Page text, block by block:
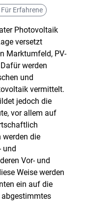
Erfahrene
Photovoltaik
versetzt
Marktumfeld, PV-
werden
und
vermittelt.
jedoch die
vor allem auf
werden die
und
Vor- und
Weise werden
ein auf die